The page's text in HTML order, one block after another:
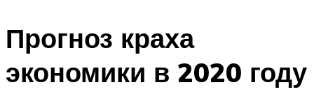
Прогноз краха
экономики в 2020 году